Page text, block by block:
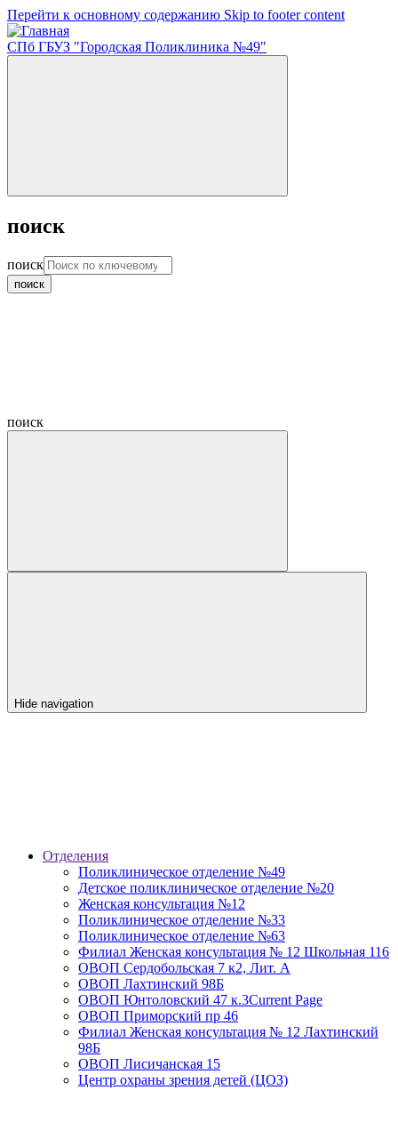
Перейти к основному содержанию Skip to footer content
СПб ГБУЗ "Городская Поликлиника №49"
поиск
поиск
поиск
Hide navigation
Отделения
Поликлиническое отделение №49
Детское поликлиническое отделение №20
Женская консультация №12
Поликлиническое отделение №33
Поликлиническое отделение №63
Филиал Женская консультация № 12 Школьная 116
ОВОП Сердобольская 7 к2, Лит. А
ОВОП Лахтинский 98Б
ОВОП Юнтоловский 47 к.3Current Page
ОВОП Приморский пр 46
Филиал Женская консультация № 12 Лахтинский
98Б
ОВОП Лисичанская 15
Центр охраны зрения детей (ЦОЗ)